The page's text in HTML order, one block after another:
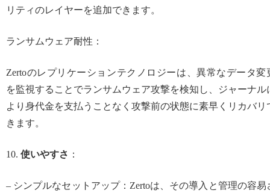
リティのレイヤーを追加できます。
ランサムウェア耐性：
Zertoのレプリケーションテクノロジーは、異常なデータ変
を監視することでランサムウェア攻撃を検知し、ジャーナル
より身代金を支払うことなく攻撃前の状態に素早くリカバリ
きます。
10. 使いやすさ ：
– シンプルなセットアップ：Zertoは、その導入と管理の容易